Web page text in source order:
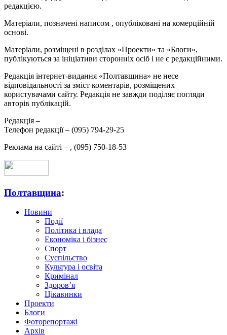
редакцією.
Матеріали, позначені написом , опубліковані на комерційній
основі.
Матеріали, розміщені в розділах «Проекти» та «Блоги»,
публікуються за ініціативи сторонніх осіб і не є редакційними.
Редакція інтернет-видання «Полтавщина» не несе
відповідальності за зміст коментарів, розміщених
користувачами сайту. Редакція не завжди поділяє погляди
авторів публікацій.
Редакція –
Телефон редакції – (095) 794-29-25
Реклама на сайті – , (095) 750-18-53
Полтавщина:
Новини
Події
Політика і влада
Економіка і бізнес
Спорт
Суспільство
Культура і освіта
Кримінал
Здоров’я
Цікавинки
Проекти
Блоги
Фоторепортажі
Архів